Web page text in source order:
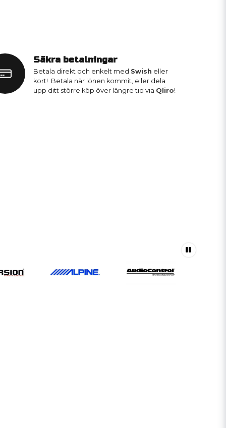
Säkra betalningar
Betala direkt och enkelt med Swish eller
kort! Betala när lönen kommit, eller dela
upp ditt större köp över längre tid via Qliro!